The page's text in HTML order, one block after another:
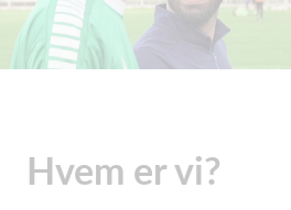
Hvem er vi?